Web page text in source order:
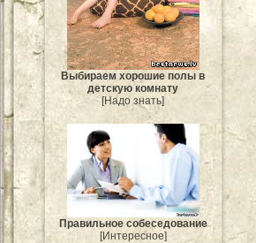
Выбираем хорошие полы в
детскую комнату
[Надо знать]
Правильное собеседование
[Интересное]